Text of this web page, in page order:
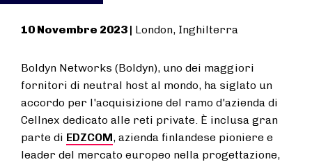
10 Novembre 2023 | London, Inghilterra
Boldyn Networks (Boldyn), uno dei maggiori
fornitori di neutral host al mondo, ha siglato un
accordo per l'acquisizione del ramo d'azienda di
Cellnex dedicato alle reti private. È inclusa gran
parte di EDZCOM, azienda finlandese pioniere e
leader del mercato europeo nella progettazione,